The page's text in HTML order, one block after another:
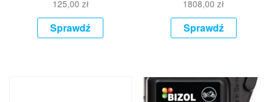
125,00 zł
Sprawdź
1808,00zł
Sprawdź